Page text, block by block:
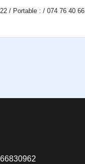
/ Portable : / 074 76 40 66